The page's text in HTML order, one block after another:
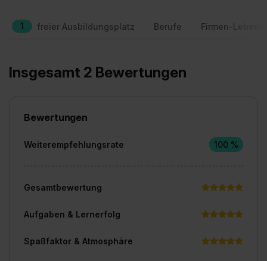
1 freier Ausbildungsplatz Berufe Firmen-
Insgesamt 2 Bewertungen
Bewertungen
Weiterempfehlungsrate 100 %
Gesamtbewertung
Aufgaben & Lernerfolg
Spaßfaktor & Atmosphäre